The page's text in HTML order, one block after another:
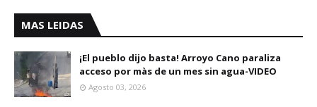
MAS LEIDAS
¡El pueblo dijo basta! Arroyo Cano paraliza
acceso por màs de un mes sin agua-VIDEO
Agosto 03, 2026